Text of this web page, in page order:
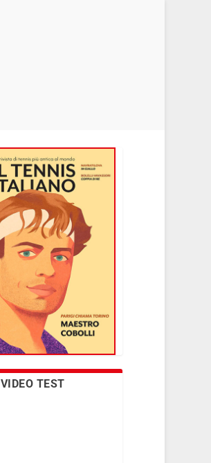
VIDEO TEST